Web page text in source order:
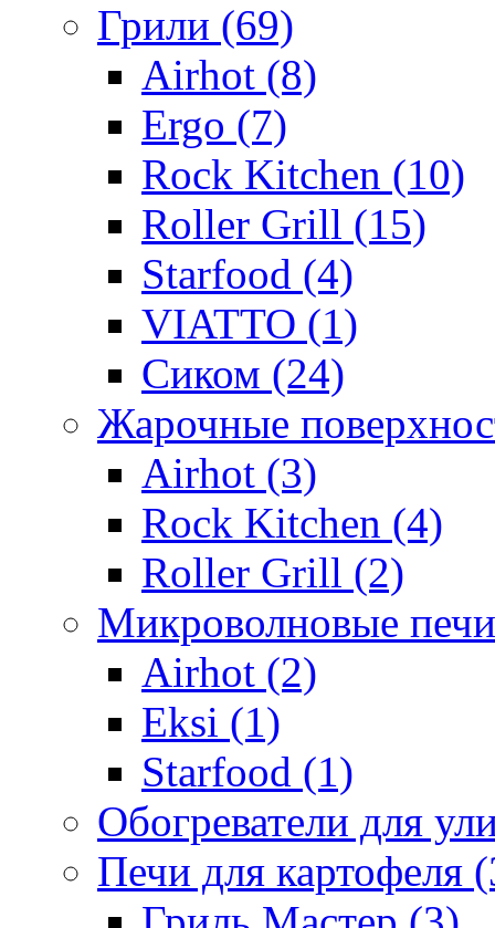
Грили (69)
Airhot (8)
Ergo (7)
Rock Kitchen (10)
Roller Grill (15)
Starfood (4)
VIATTO (1)
Сиком (24)
Жарочные
Airhot (3)
Rock Kitchen (4)
Roller Grill (2)
Микроволновые
Airhot (2)
Eksi (1)
Starfood (1)
Обогреватели для
Печи для картофеля